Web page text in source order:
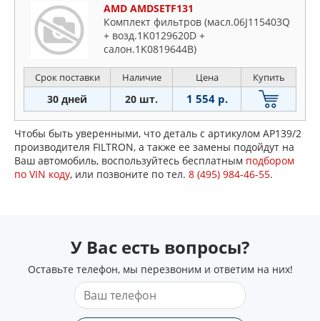
AMD AMDSETF131
Комплект фильтров (масл.06J115403Q
+ возд.1K0129620D +
салон.1K0819644B)
Срок поставки Наличие Цена Купить
30 дней 20 шт. 1 554 р.
Чтобы быть уверенными, что деталь с артикулом AP139/2
производителя FILTRON, а также ее замены подойдут на
Ваш автомобиль, воспользуйтесь бесплатным подбором
по VIN коду, или позвоните по тел. 8 (495) 984-46-55.
У Вас есть вопросы?
Оставьте телефон, мы перезвоним и ответим на них!